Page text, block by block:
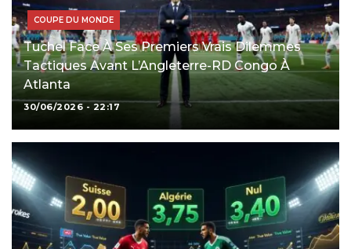
COUPE DU MONDE
Tuchel Face À Ses Premiers Vrais Dilemmes
Tactiques Avant L’Angleterre-RD Congo À
Atlanta
30/06/2026 - 22:17